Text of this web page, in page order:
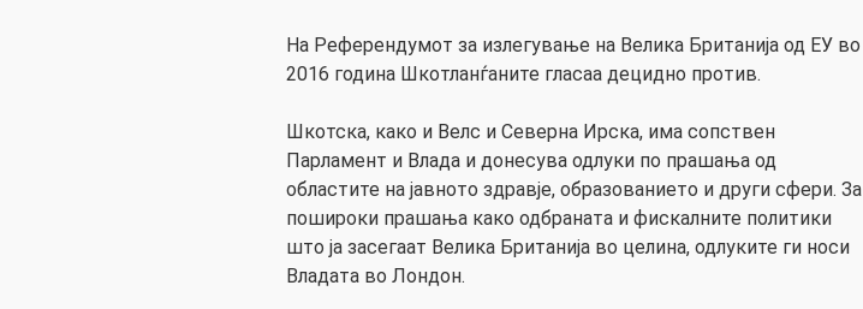
На Референдумот за излегување на Велика Британија од ЕУ во
2016 година Шкотланѓаните гласаа децидно против.
Шкотска, како и Велс и Северна Ирска, има сопствен
Парламент и Влада и донесува одлуки по прашања од
областите на јавното здравје, образованието и други сфери. За
пошироки прашања како одбраната и фискалните политики
што ја засегаат Велика Британија во целина, одлуките ги носи
Владата во Лондон.